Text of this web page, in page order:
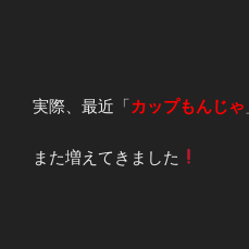
実際、最近「カップもんじゃ
また増えてきました